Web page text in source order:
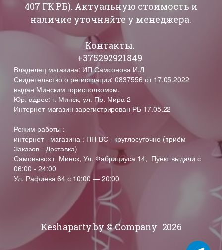
407 ГК РБ). Актуальную стоимость и
наличие уточняйте у менеджера.
Контакты.
+375292921849
Владелец магазина: ИП Самсонова И.Л
Свидетельство о регистрации: 0837556 от 17.05.2022
выдан Минским горисполкомом.
Юр. адрес: г. Минск, ул. Пр. Мира 2
Интернет-магазин зарегистрирован РБ 17.05.22
Режим работы :
интернет - магазина : ПН-ВС - круглосуточно (приём
Заказов - Доставка)
Самовывоз г. Минск, Ул. Фабрициуса 14, Пункт выдачи с
06:00 - 24:00
Ул. Рафиева 64 с 10:00 — 20:00
Keshaparty.by © Company 2026